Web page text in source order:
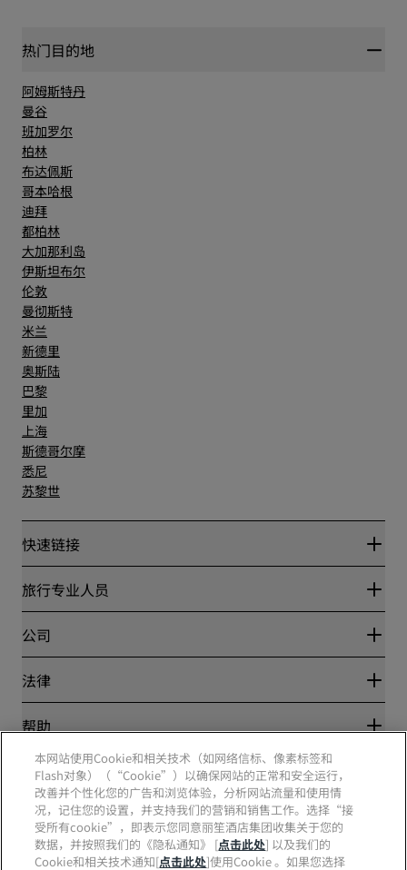
热门目的地
阿姆斯特丹
曼谷
班加罗尔
柏林
布达佩斯
哥本哈根
迪拜
都柏林
大加那利岛
伊斯坦布尔
伦敦
曼彻斯特
米兰
新德里
奥斯陆
巴黎
里加
上海
斯德哥尔摩
悉尼
苏黎世
快速链接
丽赏会
Blog
目的地
丽笙酒店集团APP
体育认证酒店
家庭友好型酒店
旅行专业人员
合作伙伴
公司
丽笙酒店集团
工作机会 RHG
工作机会 PPHE
工作机会 EHL
The Club by RHG
发展机会
责任经营
采购
法律
隐私中心
丽赏会条款和条件
网站使用协议
数字无障碍
现代奴隶制声明
帮助
消费者警示
联系方式
常见问题
网站地图
社交媒体
丽笙酒店集团品牌
本网站使用Cookie和相关技术（如网络信标、像素标签和
Flash对象）（“Cookie”）以确保网站的正常和安全运行，
改善并个性化您的广告和浏览体验，分析网站流量和使用情
况，记住您的设置，并支持我们的营销和销售工作。选择“接
受所有cookie”，即表示您同意丽笙酒店集团收集关于您的
数据，并按照我们的《隐私通知》 [点击此处] 以及我们的
Cookie和相关技术通知[点击此处]使用Cookie 。如果您选择